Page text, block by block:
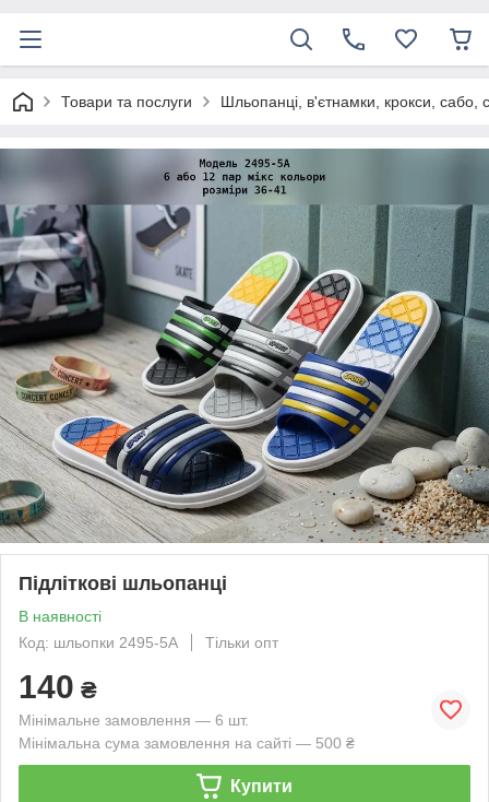
Товари та послуги Шльопанці, в'єтнамки, крокси, сабо,
Підліткові шльопанці
В наявності
Код: шльопки 2495-5А
Тільки опт
140 ₴
Мінімальне замовлення — 6 шт.
Мінімальна сума замовлення на сайті — 500 ₴
Купити